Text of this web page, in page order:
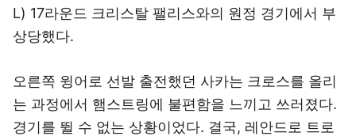
L) 17라운드 크리스탈 팰리스와의 원정 경기에서 부
상당했다.
오른쪽 윙어로 선발 출전했던 사카는 크로스를 올리
는 과정에서 햄스트링에 불편함을 느끼고 쓰러졌다.
경기를 뛸 수 없는 상황이었다. 결국, 레안드로 트로